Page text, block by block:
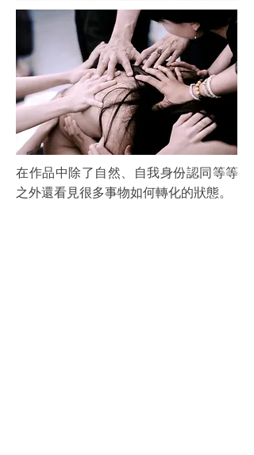
在作品中除了自然、自我身份認同等等
之外還看見很多事物如何轉化的狀態。